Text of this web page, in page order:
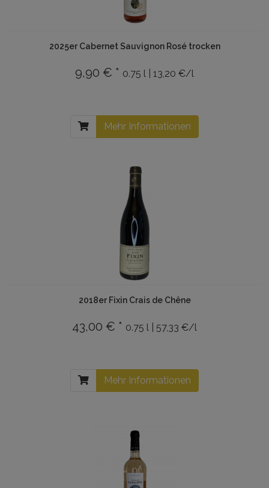
2025er Cabernet Sauvignon Rosé trocken
9,90 € * 0.75 l | 13,20 €/l
Mehr Informationen
2018er Fixin Crais de Chêne
43,00 € * 0.75 l | 57,33 €/l
Mehr Informationen